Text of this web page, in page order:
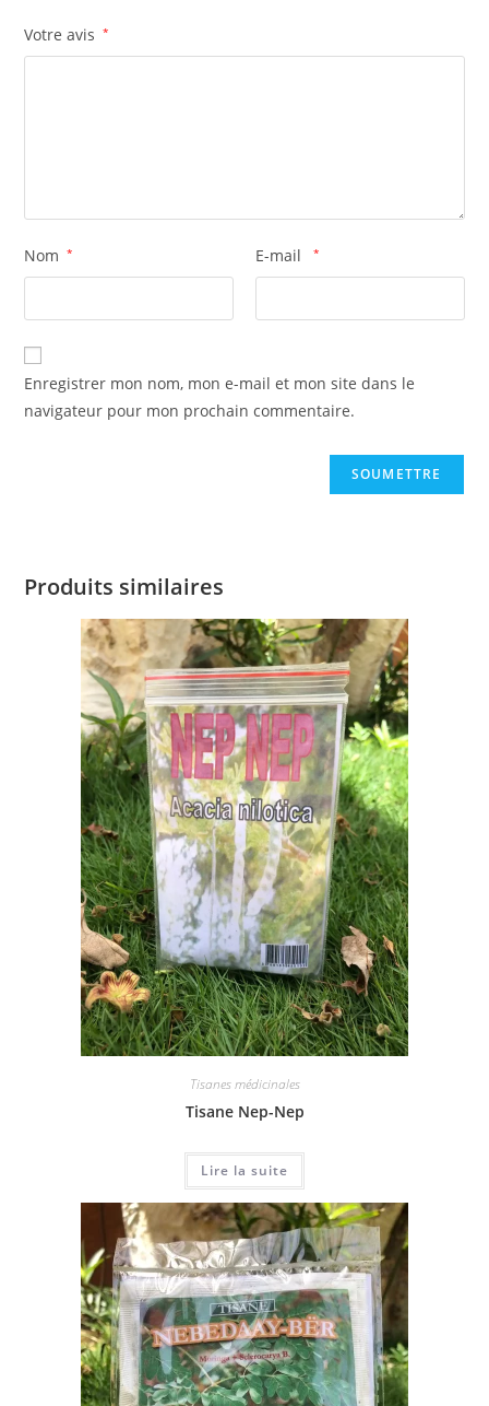
Votre avis *
Nom * E-mail *
Enregistrer mon nom, mon e-mail et mon site dans le
navigateur pour mon prochain commentaire.
Produits similaires
Tisanes médicinales
Tisane Nep-Nep
Lire la suite